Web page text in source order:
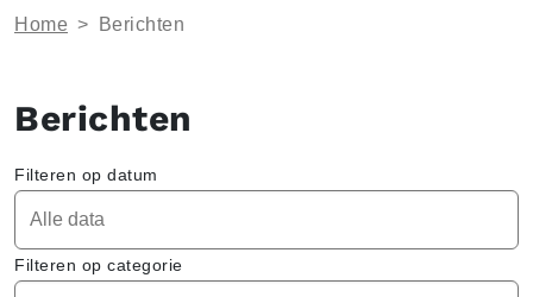
Home > Berichten
Berichten
Filteren op datum
Filteren op categorie